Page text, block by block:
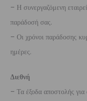
– Η συνεργαζόμενη
παράδοσή σας.
– Οι χρόνοι παράδοσης
ημέρες.
Διεθνή
– Τα έξοδα αποστολής